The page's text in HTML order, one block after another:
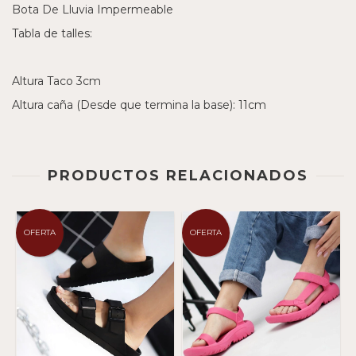
Bota De Lluvia Impermeable
Tabla de talles:
Altura Taco 3cm
Altura caña (Desde que termina la base): 11cm
PRODUCTOS RELACIONADOS
OFERTA OFERTA